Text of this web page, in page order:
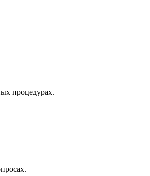
процедурах.